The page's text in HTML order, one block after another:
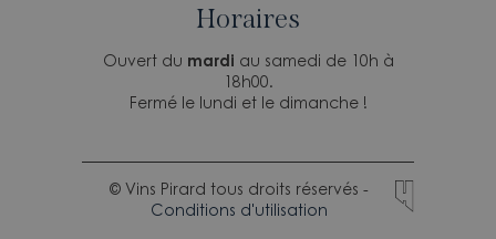
Horaires
Ouvert du mardi au samedi de 10h à
18h00.
Fermé le lundi et le dimanche !
© Vins Pirard tous droits réservés -
Conditions d'utilisation